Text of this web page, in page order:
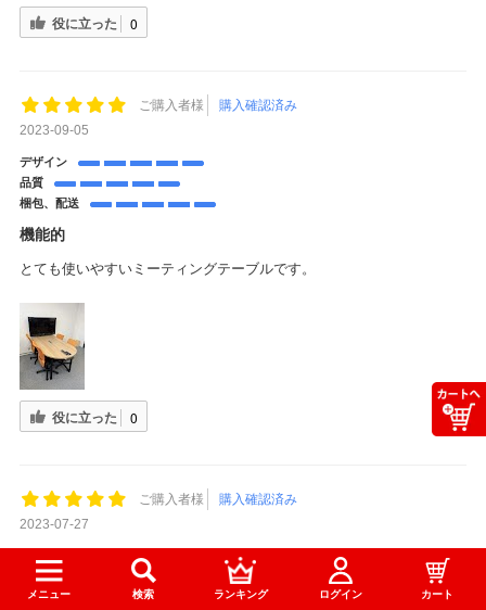
役に立った 0
ご購入者様
購入確認済み
2023-09-05
デザイン
品質
梱包、配送
機能的
とても使いやすいミーティングテーブルです。
役に立った 0
ご購入者様
購入確認済み
2023-07-27
品質
梱包、配送
メニュー 検索 ランキング ログイン カート